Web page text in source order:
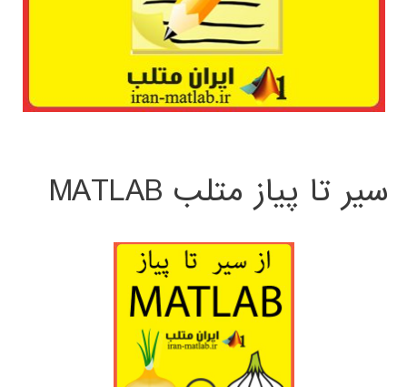
سیر تا پیاز متلب MATLAB